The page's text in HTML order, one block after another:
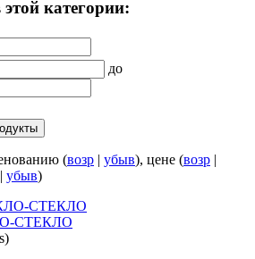
категории:
до
(возр | убыв), цене (возр |
| убыв)
СТЕКЛО
)